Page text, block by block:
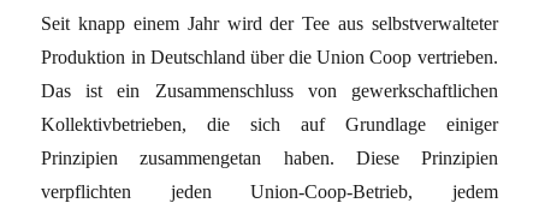
Seit knapp einem Jahr wird der Tee aus selbstverwalteter
Produktion in Deutschland über die Union Coop vertrieben.
Das ist ein Zusammenschluss von gewerkschaftlichen
Kollektivbetrieben, die sich auf Grundlage einiger
Prinzipien zusammengetan haben. Diese Prinzipien
verpflichten jeden Union-Coop-Betrieb, jedem